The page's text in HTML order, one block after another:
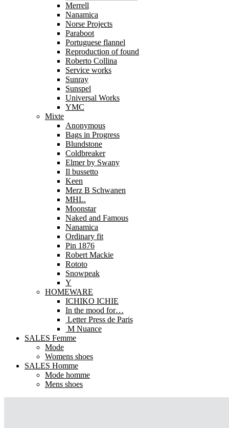
Merrell
Nanamica
Norse Projects
Paraboot
Portuguese flannel
Reproduction of found
Roberto Collina
Service works
Sunray
Sunspel
Universal Works
YMC
Mixte
Anonymous
Bags in Progress
Blundstone
Coldbreaker
Elmer by Swany
Il bussetto
Keen
Merz B Schwanen
MHL.
Moonstar
Naked and Famous
Nanamica
Ordinary fit
Pin 1876
Robert Mackie
Rototo
Snowpeak
Y
HOMEWARE
ICHIKO ICHIE
In the mood for…
Letter Press de Paris
M Nuance
SALES Femme
Mode
Womens shoes
SALES Homme
Mode homme
Mens shoes